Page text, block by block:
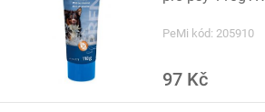
PeMi kód: 205910
97 Kč